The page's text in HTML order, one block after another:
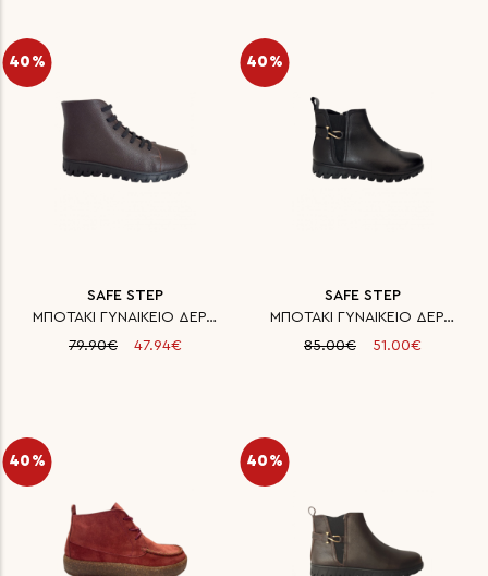
40%
SAFE STEP
ΜΠΟΤΑΚΙ ΓΥΝΑΙΚΕΙΟ ΔΕΡΜΑ SAFE S
79.90€
47.94€
40%
SAFE STEP
ΜΠΟΤΑΚΙ ΓΥΝΑΙΚΕΙΟ ΔΕΡΜΑ SAFE S
85.00€
51.00€
40% 40%